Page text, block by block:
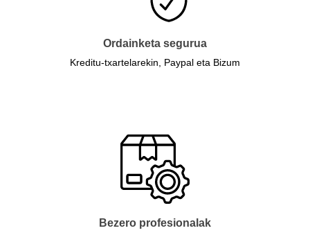
Ordainketa segurua
Kreditu-txartelarekin, Paypal eta Bizum
Bezero profesionalak